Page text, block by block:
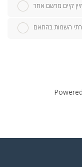
קיים מרשם אחר
השמות בהתאם